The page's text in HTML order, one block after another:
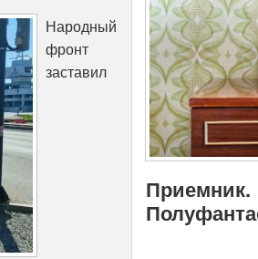
Народный
фронт
заставил
Приемник.